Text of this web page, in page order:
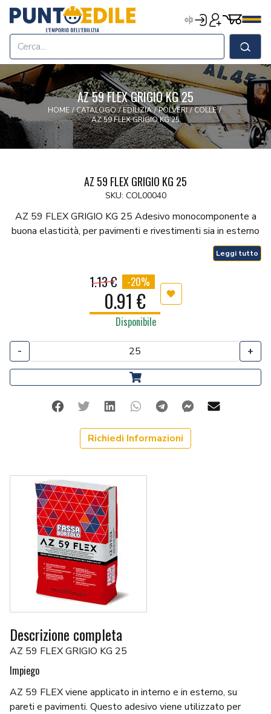
Edilizia Punto EdileAccediRegistrati
Cerca
Home
Chi Siamo
Termini & Condizioni
Contatti
AZ 59 FLEX GRIGIO KG 25
HOME / CATALOGO / EDILIZIA / POLVERI / COLLE /
AZ 59 FLEX GRIGIO KG 25
AZ 59 FLEX GRIGIO KG 25
SKU: COL00040
AZ 59 FLEX GRIGIO KG 25 Adesivo monocomponente a
buona elasticità, per pavimenti e rivestimenti sia in esterno
Leggi tutto
1.13 € -20%
0.91 € Aggiungi ai preferiti
Disponibile
- +
FacebookTwitterLinkedinWhatsappTelegramFacebook
Richiedi Informazioni
Descrizione completa
AZ 59 FLEX GRIGIO KG 25
Impiego
AZ 59 FLEX viene applicato in interno e in esterno, su
pareti e pavimenti. Questo adesivo viene utilizzato per